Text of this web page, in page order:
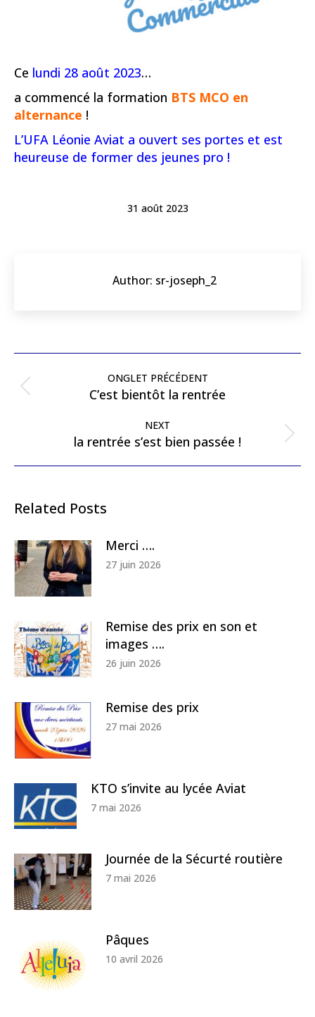
Ce lundi 28 août 2023…
a commencé la formation BTS MCO en
alternance !
L’UFA Léonie Aviat a ouvert ses portes et est
heureuse de former des jeunes pro !
31 août 2023
Author: sr-joseph_2
Post
navigation ONGLET PRÉCÉDENT
Previous
C’est bientôt la rentrée
NEXT
Next
la rentrée s’est bien passée !
Related Posts
Merci ….
27 juin 2026
Remise des prix en son et
images ….
26 juin 2026
Remise des prix
27 mai 2026
KTO s’invite au lycée Aviat
7 mai 2026
Journée de la Sécurté routière
7 mai 2026
Pâques
10 avril 2026